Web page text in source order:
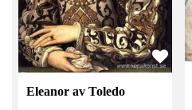
Eleanor av Toledo